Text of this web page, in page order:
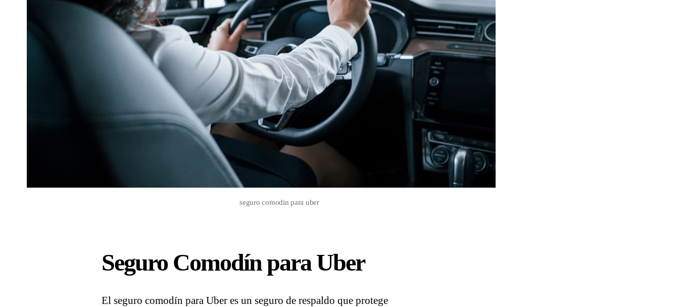
seguro comodin para uber
Seguro Comodín para Uber
El seguro comodín para Uber es un seguro de respaldo que protege